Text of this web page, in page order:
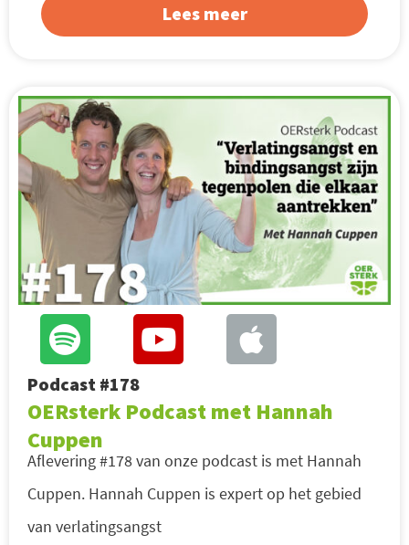
Lees meer
Podcast #178
OERsterk Podcast met Hannah
Cuppen
Aflevering #178 van onze podcast is met Hannah
Cuppen. Hannah Cuppen is expert op het gebied
van verlatingsangst